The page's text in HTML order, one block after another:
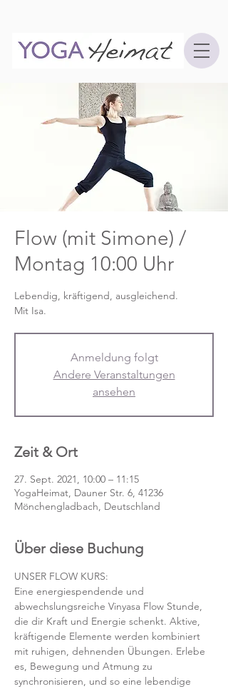
Flow (mit Simone) /
Montag 10:00 Uhr
Lebendig, kräftigend, ausgleichend.
Mit Isa.
Anmeldung folgt
Andere Veranstaltungen
ansehen
Zeit & Ort
27. Sept. 2021, 10:00 – 11:15
YogaHeimat, Dauner Str. 6, 41236
Mönchengladbach, Deutschland
Über diese Buchung
UNSER FLOW KURS:
Eine energiespendende und
abwechslungsreiche Vinyasa Flow Stunde,
die dir Kraft und Energie schenkt. Aktive,
kräftigende Elemente werden kombiniert
mit ruhigen, dehnenden Übungen. Erlebe
es, Bewegung und Atmung zu
synchronisieren, und so eine lebendige